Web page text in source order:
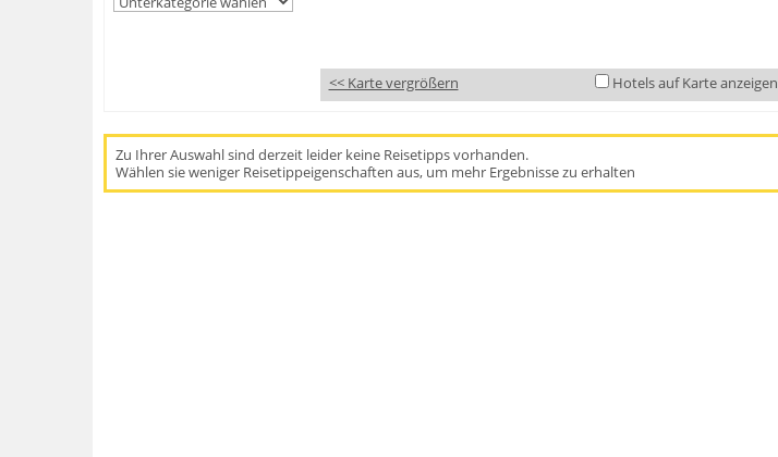
<< Karte vergrößern Hotels auf Karte anzeigen
Zu Ihrer Auswahl sind derzeit leider keine Reisetipps vorhanden.
Wählen sie weniger Reisetippeigenschaften aus, um mehr Ergebnisse zu erhalten